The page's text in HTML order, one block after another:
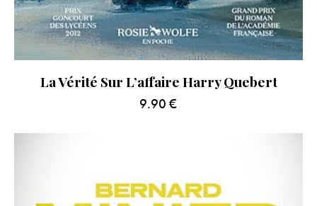
La Vérité Sur L’affaire Harry Quebert
9.90 €